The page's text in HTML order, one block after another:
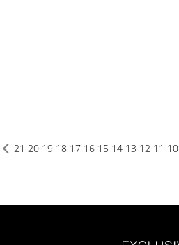
10
11
12
13
14
15
16
17
18
19
20
21